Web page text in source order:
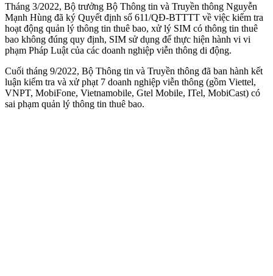
Tháng 3/2022, Bộ trưởng Bộ Thông tin và Truyền thông Nguyễn
Mạnh Hùng đã ký Quyết định số 611/QĐ-BTTTT về việc kiểm tra
hoạt động quản lý thông tin thuê bao, xử lý SIM có thông tin thuê
bao không đúng quy định, SIM sử dụng để thực hiện hành vi vi
phạm Pháp Luật của các doanh nghiệp viễn thông di động.
Cuối tháng 9/2022, Bộ Thông tin và Truyền thông đã ban hành kết
luận kiểm tra và xử phạt 7 doanh nghiệp viễn thông (gồm Viettel,
VNPT, MobiFone, Vietnamobile, Gtel Mobile, ITel, MobiCast) có
sai phạm quản lý thông tin thuê bao.